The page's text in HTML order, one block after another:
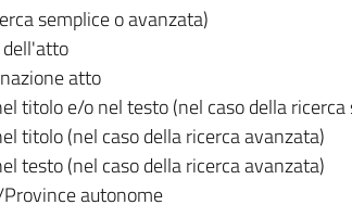
semplice o avanzata)
atto
titolo e/o nel testo (nel caso della ricerca
titolo (nel caso della ricerca avanzata)
testo (nel caso della ricerca avanzata)
autonome